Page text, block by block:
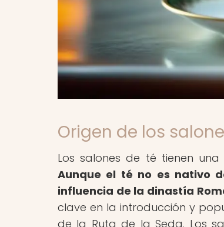
Origen de los
Los salones de té tienen
Aunque el té no es nativo
influencia de la dinastía
clave en la introducción y
de la Ruta de la Seda. Los